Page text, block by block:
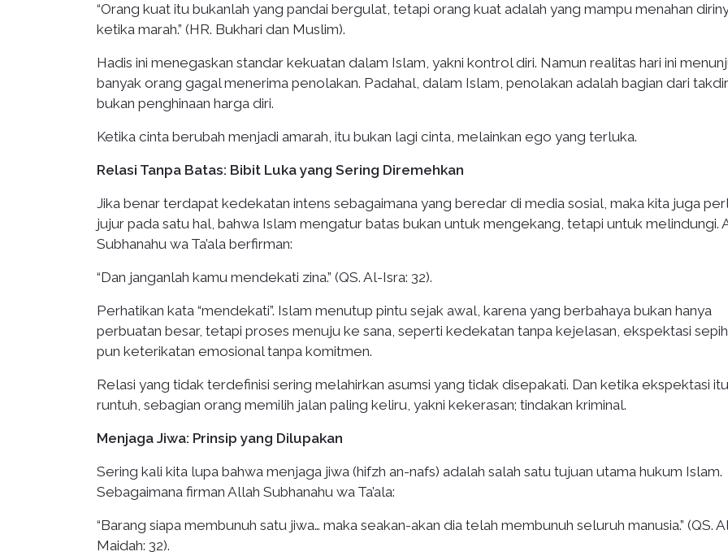
“Orang kuat itu bukanlah yang pandai bergulat, tetapi orang kuat adalah yang mampu menahan
ketika marah.” (HR. Bukhari dan Muslim).
Hadis ini menegaskan standar kekuatan dalam Islam, yakni kontrol diri. Namun realitas hari ini
banyak orang gagal menerima penolakan. Padahal, dalam Islam, penolakan adalah bagian dari
bukan penghinaan harga diri.
Ketika cinta berubah menjadi amarah, itu bukan lagi cinta, melainkan ego yang terluka.
Relasi Tanpa Batas: Bibit Luka yang Sering Diremehkan
Jika benar terdapat kedekatan intens sebagaimana yang beredar di media sosial, maka kita juga
jujur pada satu hal, bahwa Islam mengatur batas bukan untuk mengekang, tetapi untuk melindungi.
Subhanahu wa Ta’ala berfirman:
“Dan janganlah kamu mendekati zina.” (QS. Al-Isra: 32).
Perhatikan kata “mendekati”. Islam menutup pintu sejak awal, karena yang berbahaya bukan hanya
perbuatan besar, tetapi proses menuju ke sana, seperti kedekatan tanpa kejelasan, ekspektasi
pun keterikatan emosional tanpa komitmen.
Relasi yang tidak terdefinisi sering melahirkan asumsi yang tidak disepakati. Dan ketika ekspektasi itu
runtuh, sebagian orang memilih jalan paling keliru, yakni kekerasan; tindakan kriminal.
Menjaga Jiwa: Prinsip yang Dilupakan
Sering kali kita lupa bahwa menjaga jiwa (hifzh an-nafs) adalah salah satu tujuan utama hukum Islam.
Sebagaimana firman Allah Subhanahu wa Ta’ala:
“Barang siapa membunuh satu jiwa… maka seakan-akan dia telah membunuh seluruh manusia.” (QS.
Maidah: 32).